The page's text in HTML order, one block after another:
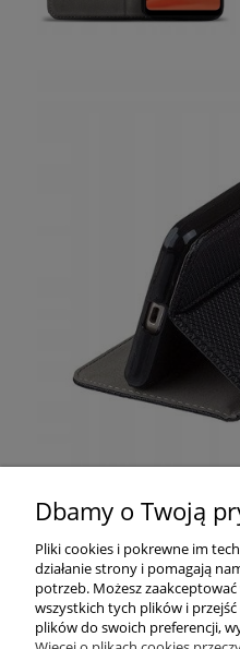
Dbamy o Twoją
Pliki cookies i pokrewne im
działanie strony i pomagają
potrzeb. Możesz
wszystkich tych plików i
plików do swoich preferencji,